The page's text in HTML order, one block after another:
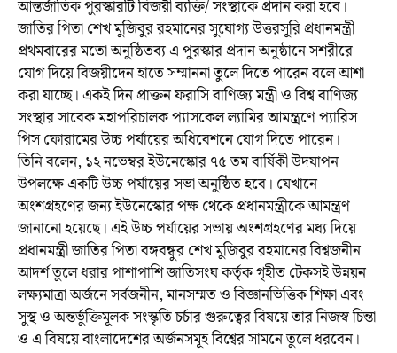
আন্তর্জাতিক পুরস্কারটি বিজয়ী ব্যক্তি/ সংস্থাকে প্রদান করা হবে।
জাতির পিতা শেখ মুজিবুর রহমানের সুযোগ্য উত্তরসূরি প্রধানমন্ত্রী
প্রথমবারের মতো অনুষ্ঠিতব্য এ পুরস্কার প্রদান অনুষ্ঠানে সশরীরে
যোগ দিয়ে বিজয়ীদেন হাতে সম্মাননা তুলে দিতে পারেন বলে আশা
করা যাচ্ছে। একই দিন প্রাক্তন ফরাসি বাণিজ্য মন্ত্রী ও বিশ্ব বাণিজ্য
সংস্থার সাবেক মহাপরিচালক প্যাসকেল ল্যামির আমন্ত্রণে প্যারিস
পিস ফোরামের উচ্চ পর্যায়ের অধিবেশনে যোগ দিতে পারেন।
তিনি বলেন, ১২ নভেম্বর ইউনেস্কোর ৭৫ তম বার্ষিকী উদযাপন
উপলক্ষে একটি উচ্চ পর্যায়ের সভা অনুষ্ঠিত হবে। যেখানে
অংশগ্রহণের জন্য ইউনেস্কোর পক্ষ থেকে প্রধানমন্ত্রীকে আমন্ত্রণ
জানানো হয়েছে। এই উচ্চ পর্যায়ের সভায় অংশগ্রহণের মধ্য দিয়ে
প্রধানমন্ত্রী জাতির পিতা বঙ্গবন্ধুর শেখ মুজিবুর রহমানের বিশ্বজনীন
আদর্শ তুলে ধরার পাশাপাশি জাতিসংঘ কর্তৃক গৃহীত টেকসই উন্নয়ন
লক্ষ্যমাত্রা অর্জনে সর্বজনীন, মানসম্মত ও বিজ্ঞানভিত্তিক শিক্ষা এবং
সুস্থ ও অন্তর্ভুক্তিমূলক সংস্কৃতি চর্চার গুরুত্বের বিষয়ে তার নিজস্ব চিন্তা
ও এ বিষয়ে বাংলাদেশের অর্জনসমূহ বিশ্বের সামনে তুলে ধরবেন।